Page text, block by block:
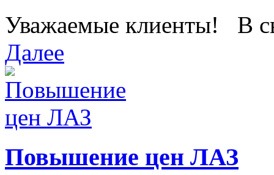
Уважаемые клиенты! В
Далее
Повышение цен ЛАЗ